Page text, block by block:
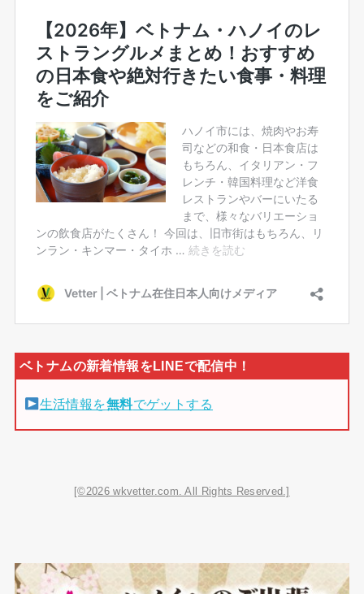
生活情報を無料でゲットする
[©2026 wkvetter.com. All Rights Reserved.]